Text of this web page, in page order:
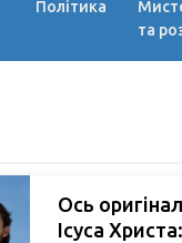
Політика
та
Ось
Ісуса